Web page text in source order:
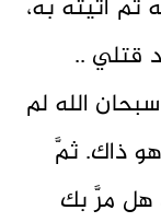
أتيته به،
قتلي ..
الله لم
هو ذاك. ثمَّ
هل مرَّ بك